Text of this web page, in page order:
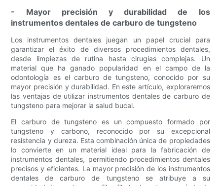
- Mayor precisión y durabilidad de los
instrumentos dentales de carburo de tungsteno
Los instrumentos dentales juegan un papel crucial para
garantizar el éxito de diversos procedimientos dentales,
desde limpiezas de rutina hasta cirugías complejas. Un
material que ha ganado popularidad en el campo de la
odontología es el carburo de tungsteno, conocido por su
mayor precisión y durabilidad. En este artículo, exploraremos
las ventajas de utilizar instrumentos dentales de carburo de
tungsteno para mejorar la salud bucal.
El carburo de tungsteno es un compuesto formado por
tungsteno y carbono, reconocido por su excepcional
resistencia y dureza. Esta combinación única de propiedades
lo convierte en un material ideal para la fabricación de
instrumentos dentales, permitiendo procedimientos dentales
precisos y eficientes. La mayor precisión de los instrumentos
dentales de carburo de tungsteno se atribuye a su